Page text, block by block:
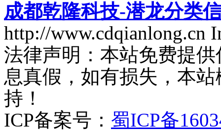
成都乾隆科技-潜龙分类
http://www.cdqianlong.cn
法律声明：本站免费提
息真假，如有损失，本
持！
ICP备案号： 蜀ICP备